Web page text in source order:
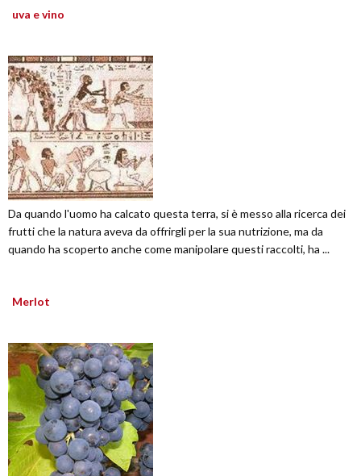
uva e vino
Da quando l'uomo ha calcato questa terra, si è messo alla ricerca dei
frutti che la natura aveva da offrirgli per la sua nutrizione, ma da
quando ha scoperto anche come manipolare questi raccolti, ha ...
Merlot